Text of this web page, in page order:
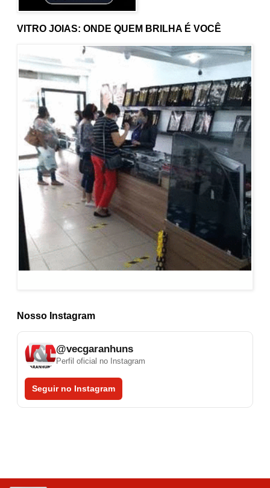
Nosso Instagram
@vecgaranhuns
Perfil oficial no Instagram
Seguir no Instagram
VITRO JOIAS: ONDE QUEM BRILHA É VOCÊ